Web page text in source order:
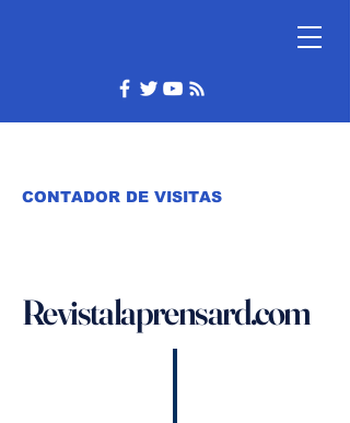
CONTADOR DE VISITAS
Revistalaprensard.com